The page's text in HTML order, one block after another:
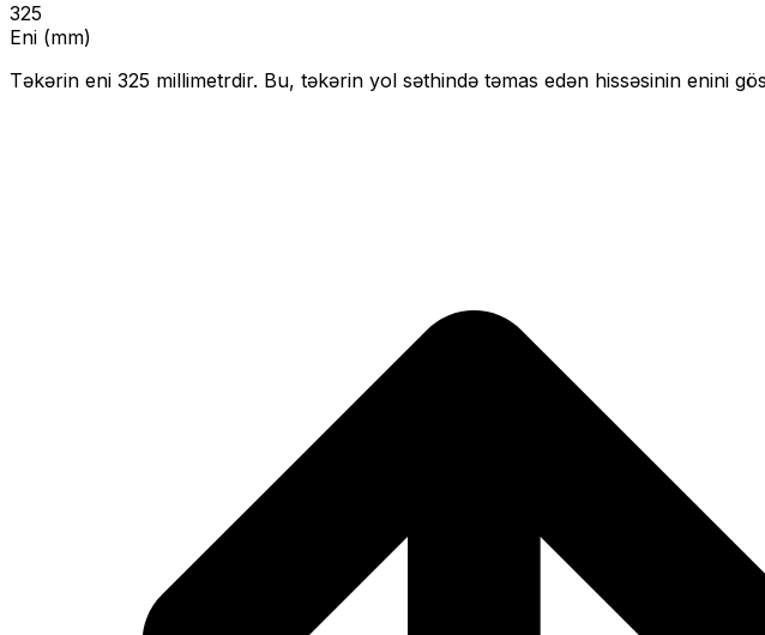
325
Eni (mm)
Təkərin eni 325 millimetrdir. Bu, təkərin yol səthində təmas edən hissəsinin enini